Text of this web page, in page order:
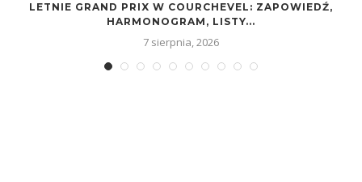
LETNIE GRAND PRIX W COURCHEVEL: ZAPOWIEDŹ,
HARMONOGRAM, LISTY...
7 sierpnia, 2026